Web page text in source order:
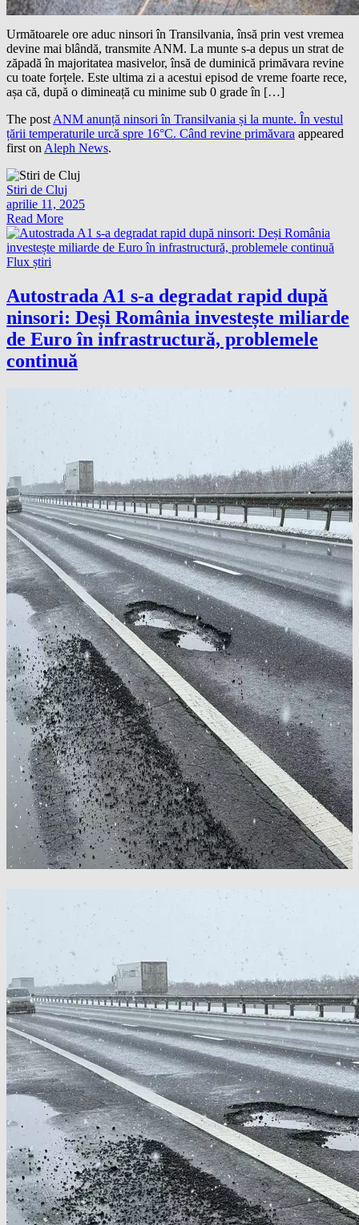
Următoarele ore aduc ninsori în Transilvania, însă prin vest vremea
devine mai blândă, transmite ANM. La munte s-a depus un strat de
zăpadă în majoritatea masivelor, însă de duminică primăvara revine
cu toate forțele. Este ultima zi a acestui episod de vreme foarte rece,
așa că, după o dimineață cu minime sub 0 grade în […]
The postANM anunță ninsori în Transilvania și la munte. În vestul
țării temperaturile urcă spre 16°C. Când revine primăvara appeared
first onAleph News.
Stiri de Cluj
aprilie 11, 2025
Read More
Flux știri
Autostrada A1 s-a degradat rapid după
ninsori: Deși România investește miliarde
de Euro în infrastructură, problemele
continuă